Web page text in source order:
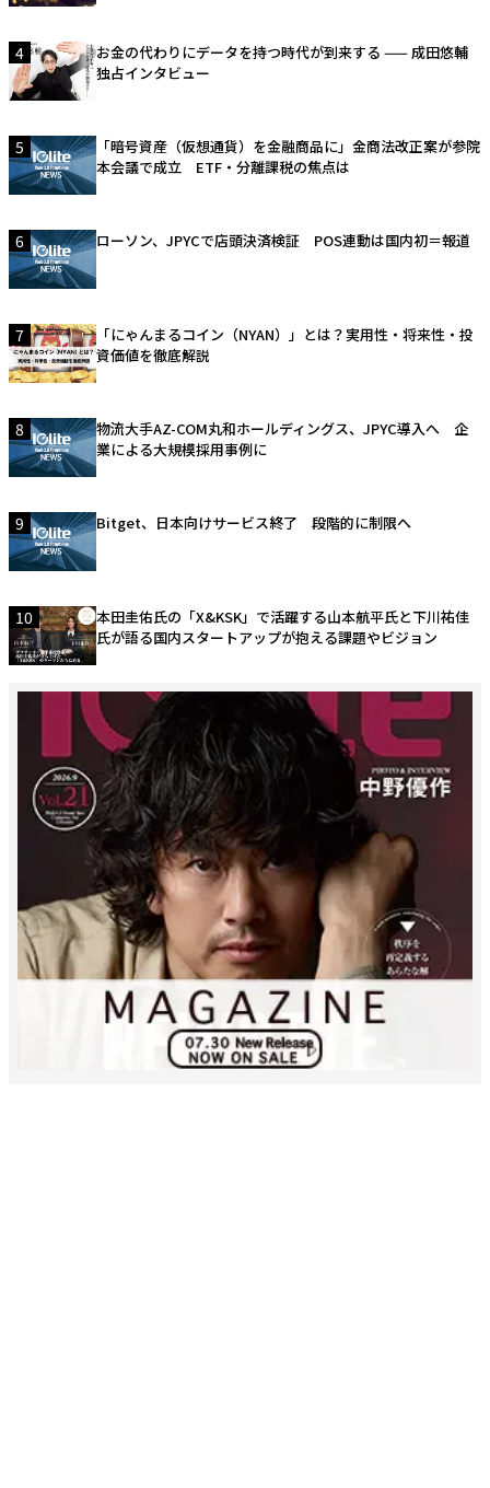
4
お金の代わりにデータを持つ時代が到来する —— 成田悠輔
独占インタビュー
5
「暗号資産（仮想通貨）を金融商品に」金商法改正案が参院
本会議で成立 ETF・分離課税の焦点は
6 ローソン、JPYCで店頭決済検証 POS連動は国内初＝報道
7
「にゃんまるコイン（NYAN）」とは？実用性・将来性・投
資価値を徹底解説
8
物流大手AZ-COM丸和ホールディングス、JPYC導入へ 企
業による大規模採用事例に
9 Bitget、日本向けサービス終了 段階的に制限へ
10
本田圭佑氏の「X&KSK」で活躍する山本航平氏と下川祐佳
氏が語る国内スタートアップが抱える課題やビジョン